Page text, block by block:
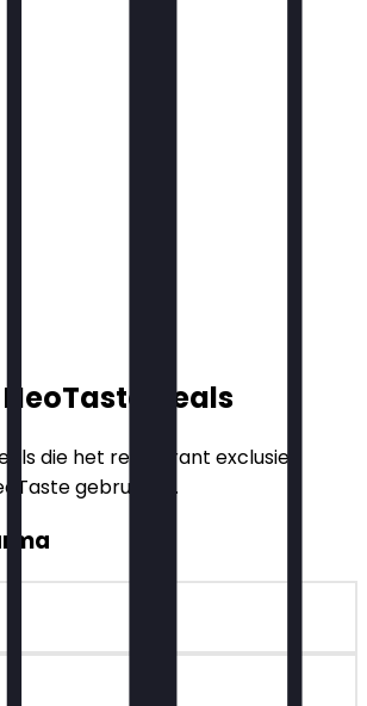
NeoTaste Deals
die het restaurant exclusief
gebruikers.